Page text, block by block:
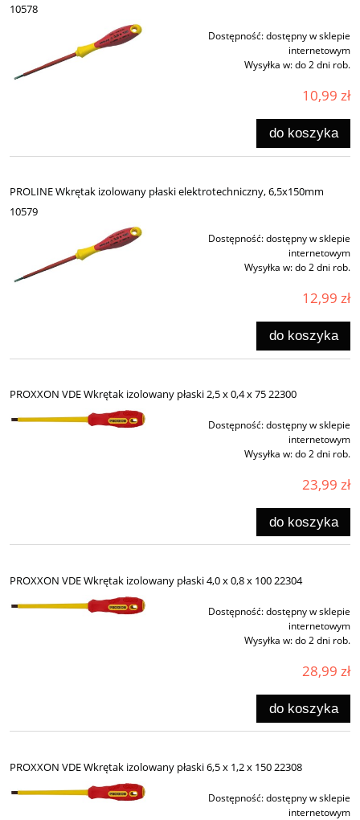
10578
Dostępność:dostępny w sklepie
internetowym
Wysyłka w:do 2 dni rob.
10,99 zł
do koszyka
PROLINE Wkrętak izolowany płaski elektrotechniczny, 6,5x150mm
10579
Dostępność:dostępny w sklepie
internetowym
Wysyłka w:do 2 dni rob.
12,99 zł
do koszyka
PROXXON VDE Wkrętak izolowany płaski 2,5 x 0,4 x 75 22300
Dostępność:dostępny w sklepie
internetowym
Wysyłka w:do 2 dni rob.
23,99 zł
do koszyka
PROXXON VDE Wkrętak izolowany płaski 4,0 x 0,8 x 100 22304
Dostępność:dostępny w sklepie
internetowym
Wysyłka w:do 2 dni rob.
28,99 zł
do koszyka
PROXXON VDE Wkrętak izolowany płaski 6,5 x 1,2 x 150 22308
Dostępność:dostępny w sklepie
internetowym